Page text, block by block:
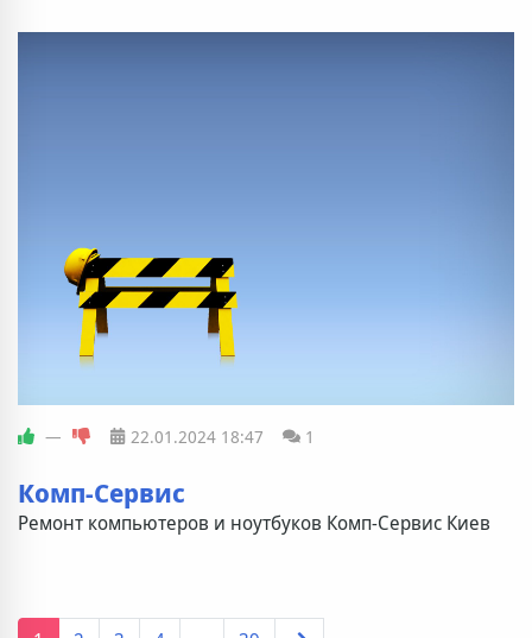
— 22.01.2024 18:47 1
Комп-Сервис
Ремонт компьютеров и ноутбуков Комп-Сервис Киев